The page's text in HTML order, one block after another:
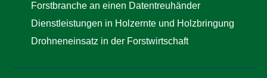
Forstbranche an einen Datentreuhänder
Dienstleistungen in Holzernte und Holzbringung
Drohneneinsatz in der Forstwirtschaft